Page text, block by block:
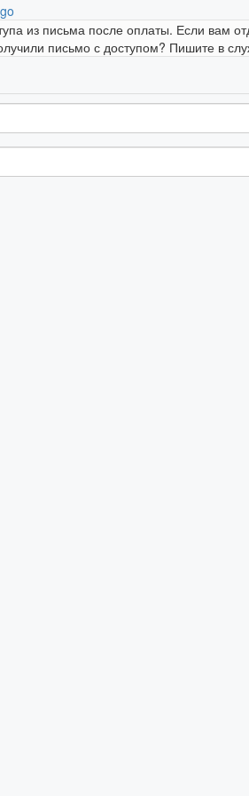
из письма после оплаты. Если вам
письмо с доступом? Пишите в